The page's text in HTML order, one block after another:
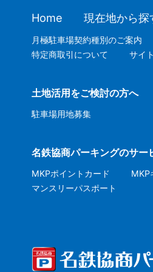
Home 現在地から探
月極駐車場契約種別のご案内
特定商取引について
サイ
土地活用をご検討の方へ
駐車場用地募集
名鉄協商パーキングのサー
MKPポイントカード MKP
マンスリーパスポート